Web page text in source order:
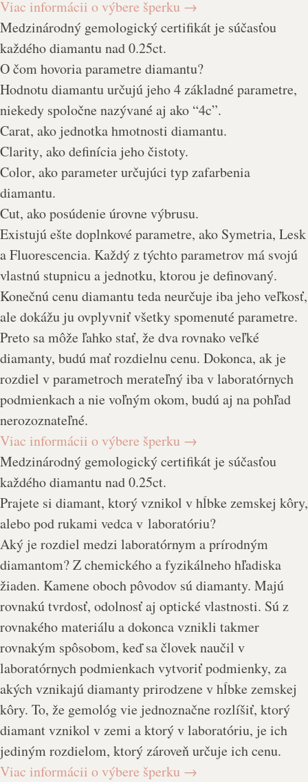
Viac informácii o výbere šperku →
Medzinárodný gemologický certifikát je súčasťou
každého diamantu nad 0.25ct.
O čom hovoria parametre diamantu?
Hodnotu diamantu určujú jeho 4 základné parametre,
niekedy spoločne nazývané aj ako “4c”.
Carat, ako jednotka hmotnosti diamantu.
Clarity, ako definícia jeho čistoty.
Color, ako parameter určujúci typ zafarbenia
diamantu.
Cut, ako posúdenie úrovne výbrusu.
Existujú ešte doplnkové parametre, ako Symetria, Lesk
aFluorescencia. Každý z týchto parametrov má svojú
vlastnú stupnicu a jednotku, ktorou je definovaný.
Konečnú cenu diamantu teda neurčuje iba jeho veľkosť,
ale dokážu ju ovplyvniť všetky spomenuté parametre.
Preto sa môže ľahko stať, že dva rovnako veľké
diamanty, budú mať rozdielnu cenu. Dokonca, ak je
rozdiel v parametroch merateľný iba v laboratórnych
podmienkach a nie voľným okom, budú aj na pohľad
nerozoznateľné.
Viac informácii o výbere šperku →
Medzinárodný gemologický certifikát je súčasťou
každého diamantu nad 0.25ct.
Prajete si diamant, ktorý vznikol v hĺbke zemskej kôry,
alebo pod rukami vedca v laboratóriu?
Aký je rozdiel medzi laboratórnym a prírodným
diamantom? Z chemického a fyzikálneho hľadiska
žiaden. Kamene oboch pôvodov sú diamanty. Majú
rovnakú tvrdosť, odolnosť aj optické vlastnosti. Sú z
rovnakého materiálu a dokonca vznikli takmer
rovnakým spôsobom, keď sa človek naučil v
laboratórnych podmienkach vytvoriť podmienky, za
akých vznikajú diamanty prirodzene v hĺbke zemskej
kôry. To, že gemológ vie jednoznačne rozlíšiť, ktorý
diamant vznikol v zemi a ktorý v laboratóriu, je ich
jediným rozdielom, ktorý zároveň určuje ich cenu.
Viac informácii o výbere šperku →